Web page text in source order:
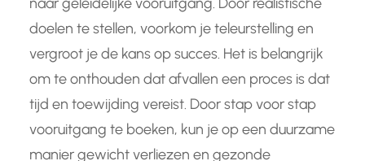
doelen te stellen, voorkom je teleurstelling en
vergroot je de kans op succes. Het is belangrijk
om te onthouden dat afvallen een proces is dat
tijd en toewijding vereist. Door stap voor stap
vooruitgang te boeken, kun je op een duurzame
manier gewicht verliezen en gezonde